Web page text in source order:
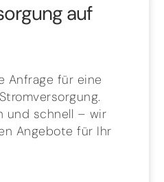
auf
Anfrage für eine
und schnell – wir
Angebote für Ihr